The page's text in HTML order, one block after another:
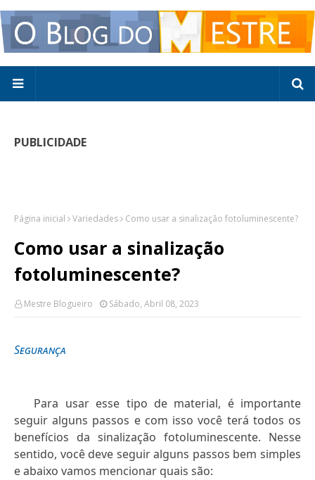
PUBLICIDADE
Página inicial Variedades Como usar a sinalização fotoluminescente?
Como usar a sinalização
fotoluminescente?
Mestre Blogueiro Sábado, Abril 08, 2023
Segurança
Para usar esse tipo de material, é importante
seguir alguns passos e com isso você terá todos os
benefícios da sinalização fotoluminescente. Nesse
sentido, você deve seguir alguns passos bem simples
e abaixo vamos mencionar quais são: